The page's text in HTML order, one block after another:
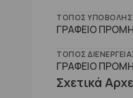
ΤΌΠΟΣ ΥΠΟΒΟΛΉΣ
ΓΡΑΦΕΙΟ
ΤΌΠΟΣ
ΓΡΑΦΕΙΟ
Σχετικά